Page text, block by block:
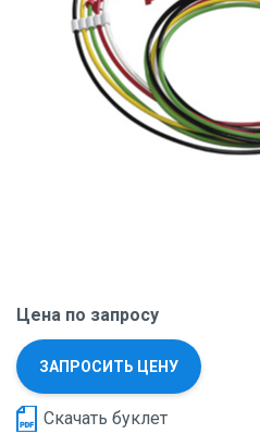
Цена по запросу
ЗАПРОСИТЬ ЦЕНУ
Скачать буклет